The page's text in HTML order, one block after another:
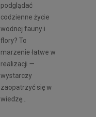
podglądać
codzienne życie
wodnej fauny i
flory? To
marzenie łatwe w
realizacji —
wystarczy
zaopatrzyć się w
wiedzę...